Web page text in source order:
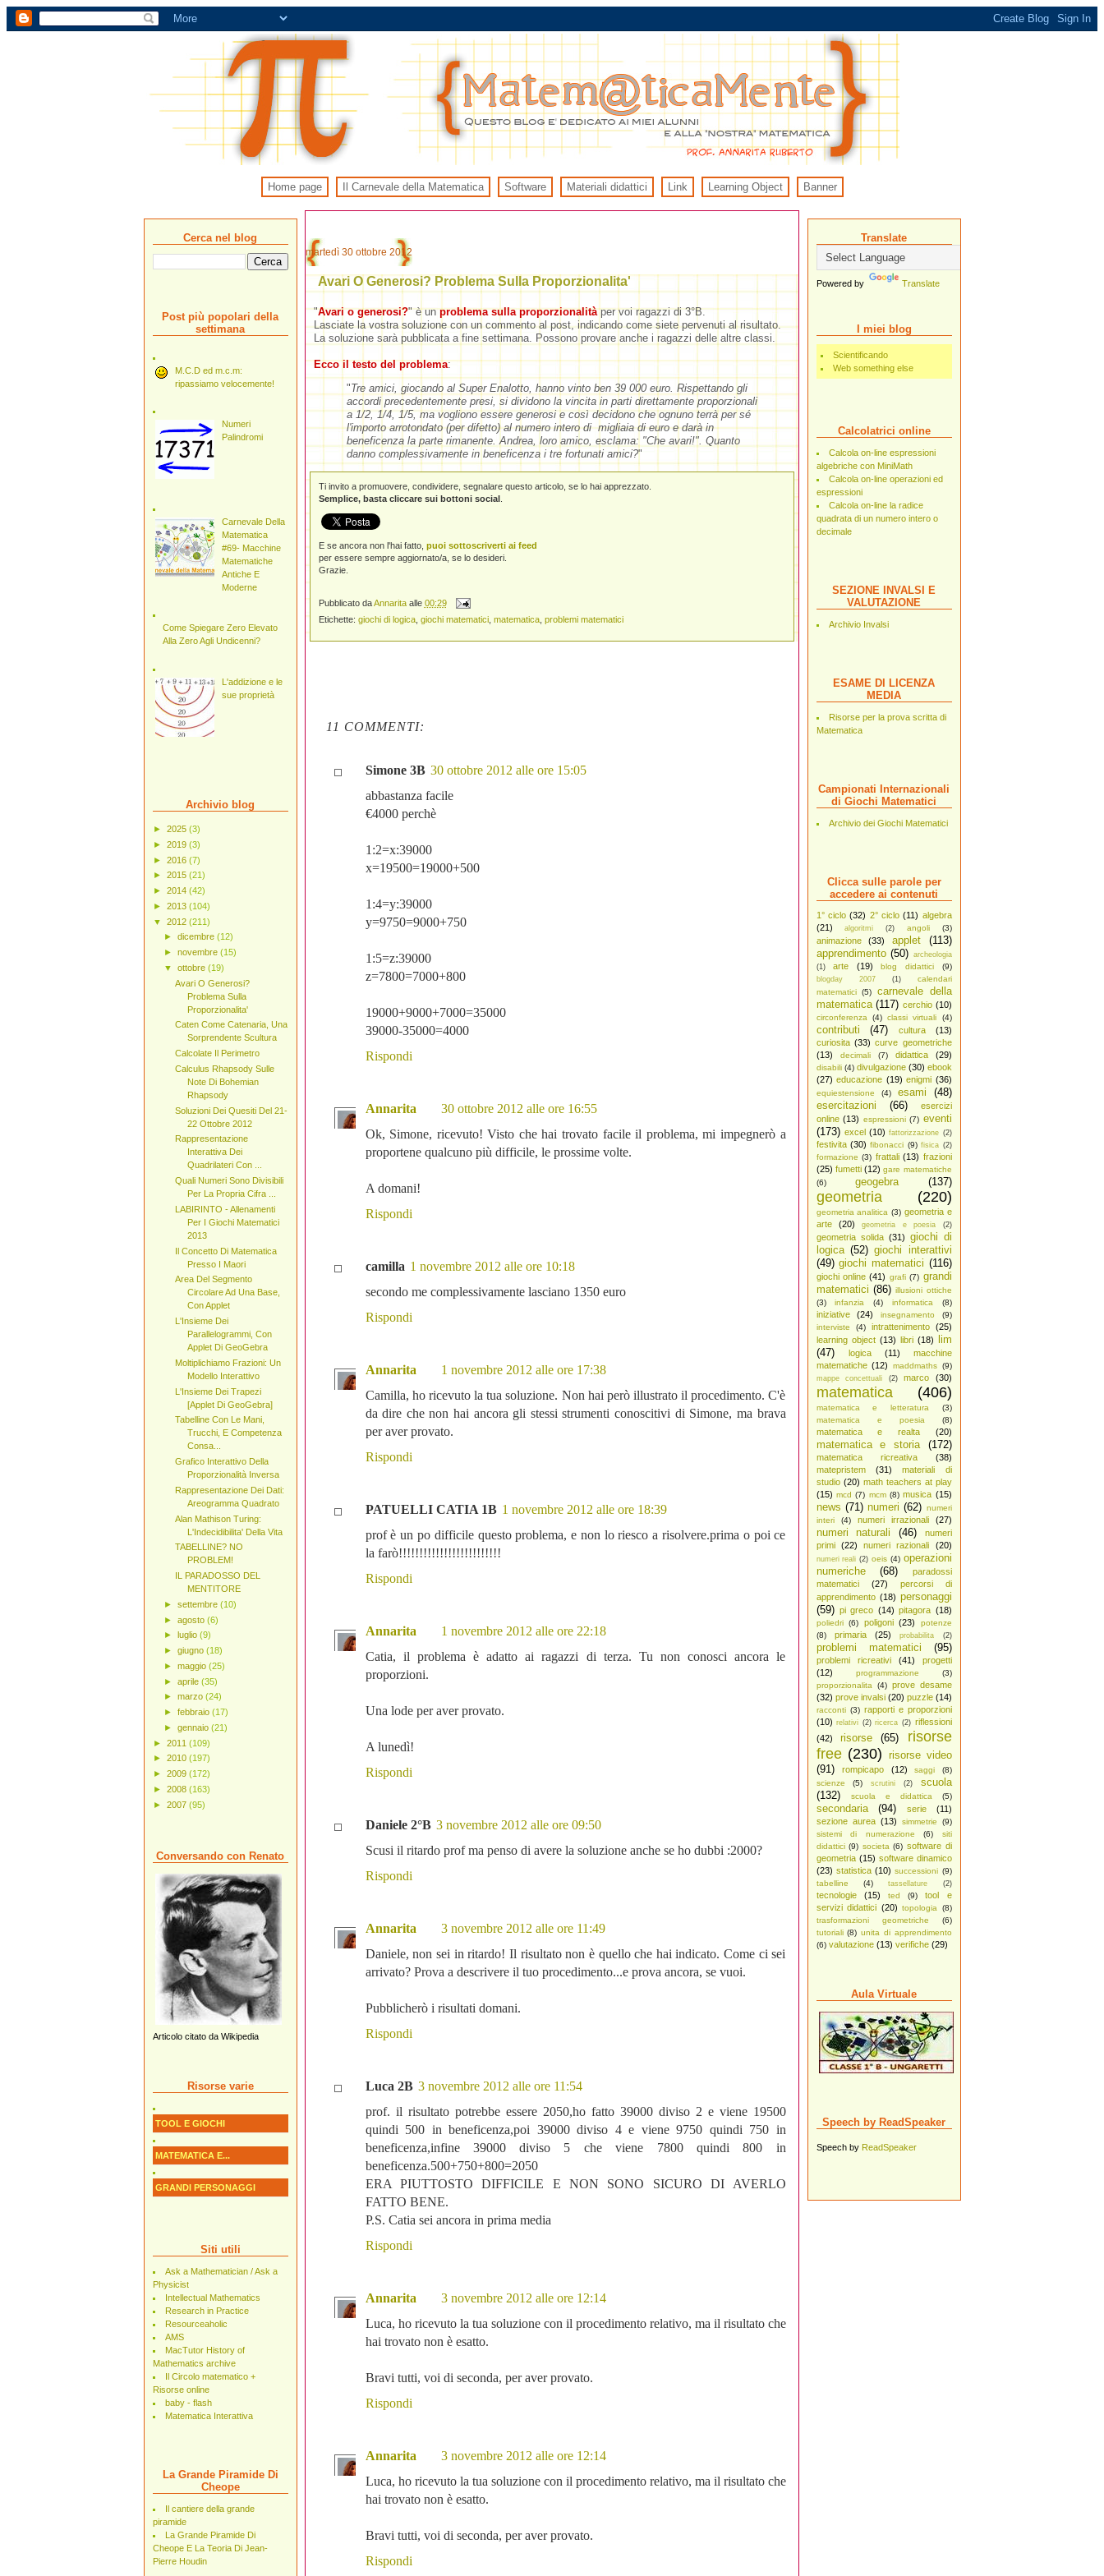
Home page Il Carnevale della Matematica Software Materiali didattici Link Learning Object Banner
Translate
Powered by Translate
I miei blog
Scientificando
Web something else
Calcolatrici online
Calcola on-line espressioni
algebriche con MiniMath
Calcola on-line operazioni ed
espressioni
Calcola on-line la radice
quadrata di un numero intero o
decimale
SEZIONE INVALSI E
VALUTAZIONE
Archivio Invalsi
ESAME DI LICENZA
MEDIA
Risorse per la prova scritta di
Matematica
Campionati Internazionali
di Giochi Matematici
Archivio dei Giochi Matematici
Clicca sulle parole per
accedere ai contenuti
1° ciclo (32) 2° ciclo (11) algebra
(21)
algoritmi (2) angoli (3)
animazione (33) applet
(113)
apprendimento (50) archeologia
(1)
arte (19) blog didattici (9)
blogday 2007 (1)
calendari
matematici
(5)
carnevale della
matematica (117) cerchio (10)
circonferenza (4) classi virtuali (4)
contributi (47) cultura
(13)
curiosita (33) curve geometriche
(13)
decimali (7) didattica (29)
disabili (4) divulgazione (30) ebook
(27) educazione (19) enigmi (36)
equiestensione (4) esami
(48)
esercitazioni
(66)
esercizi
online (13) espressioni (7) eventi
(173) excel (10) fattorizzazione (2)
festivita (30) fibonacci (9) fisica (2)
formazione (3) frattali (13) frazioni
(25) fumetti (12) gare matematiche
(6)
geogebra (137)
geometria (220)
geometria analitica (3) geometria e
arte
(20) geometria e poesia (2)
geometria solida (31) giochi di
logica (52) giochi interattivi
(49) giochi matematici (116)
giochi online (41) grafi (7) grandi
matematici (86) illusioni ottiche
(3)
infanzia (4) informatica (8)
iniziative (24) insegnamento
(9)
interviste
(4) intrattenimento
(25)
learning object (13) libri (18)
lim
(47)
logica (11)
macchine
matematiche (12) maddmaths (9)
mappe concettuali (2) marco (30)
matematica (406)
matematica e letteratura
(3)
matematica e poesia
(8)
matematica e realta (20)
matematica e storia (172)
matematica ricreativa
(38)
matepristem
(31)
materiali di
studio (20) math teachers at play
(15) mcd (7) mcm (8) musica (15)
news (71) numeri (62) numeri
interi
(4) numeri irrazionali (27)
numeri naturali (46)
numeri
primi
(22) numeri razionali (20)
numeri reali (2) oeis (4) operazioni
numeriche
(68)
paradossi
matematici
(27)
percorsi di
apprendimento (18) personaggi
(59) pi greco (14) pitagora (18)
poliedri (6) poligoni (23)
potenze
(8)
primaria (25) probabilita (2)
problemi matematici (95)
problemi ricreativi (41)
progetti
(12)
programmazione
(3)
proporzionalita
(4) prove desame
(32) prove invalsi (20) puzzle (14)
racconti (3) rapporti e proporzioni
(10) relativi (2) ricerca (2) riflessioni
(42)
risorse (65)
risorse
free (230) risorse video
(91)
rompicapo (12) saggi
(8)
scienze
(5) scrutini (2)
scuola
(132)
scuola e didattica (5)
secondaria (94) serie
(11)
sezione aurea (13) simmetrie
(9)
sistemi di numerazione
(6)
siti
didattici (9) societa (6) software di
geometria (15) software dinamico
(23) statistica (10) successioni (9)
tabelline
(4) tassellature (2)
tecnologie (15) ted (9)
tool e
servizi didattici (20) topologia
(8)
trasformazioni geometriche
(6)
tutoriali (8) unita di apprendimento
(6) valutazione (13) verifiche (29)
Aula Virtuale
Speech by ReadSpeaker
Speech by ReadSpeaker
martedì 30 ottobre 2012
Avari O Generosi? Problema Sulla Proporzionalita'
"Avari o generosi?" è unproblema sulla proporzionalitàper voi ragazzi di 3°B.
Lasciate la vostra soluzione con un commento al post, indicando come siete pervenuti al risultato.
La soluzione sarà pubblicata a fine settimana. Possono provare anche i ragazzi delle altre classi.
Ecco il testo del problema:
"Tre amici, giocando al Super Enalotto, hanno vinto ben 39 000 euro. Rispettando gli
accordi precedentemente presi, si dividono la vincita in parti direttamente proporzionali
a 1/2, 1/4, 1/5, ma vogliono essere generosi e così decidono che ognuno terrà per sé
l'importo arrotondato (per difetto) al numero intero di migliaia di euro e darà in
beneficenza la parte rimanente. Andrea, loro amico, esclama: "Che avari!". Quanto
danno complessivamente in beneficenza i tre fortunati amici?"
Ti invito a promuovere, condividere, segnalare questo articolo, se lo hai apprezzato.
Semplice, basta cliccare sui bottoni social.
E se ancora non l'hai fatto, puoi sottoscriverti ai feed
per essere sempre aggiornato/a, se lo desideri.
Grazie.
Pubblicato daAnnarita alle 00:29
Etichette: giochi di logica, giochi matematici, matematica, problemi matematici
11 COMMENTI:
Simone 3B 30 ottobre 2012 alle ore 15:05
abbastanza facile
€4000 perchè
1:2=x:39000
x=19500=19000+500
1:4=y:39000
y=9750=9000+750
1:5=z:39000
z=7800=7000+800
19000+9000+7000=35000
39000-35000=4000
Rispondi
Annarita
30 ottobre 2012 alle ore 16:55
Ok, Simone, ricevuto! Visto che hai trovato facile il problema, mi impegnerò a
proportene qualcuno più difficile, le prossime volte.
A domani!
Rispondi
camilla 1 novembre 2012 alle ore 10:18
secondo me complessivamente lasciano 1350 euro
Rispondi
Annarita
1 novembre 2012 alle ore 17:38
Camilla, ho ricevuto la tua soluzione. Non hai però illustrato il procedimento. C'è
da dire che non hai ancora gli stessi strumenti conoscitivi di Simone, ma brava
per aver provato.
Rispondi
PATUELLI CATIA 1B 1 novembre 2012 alle ore 18:39
prof è un po difficile questo problema, e non lo riesco a risolvere.prima o poi ce
la farò!!!!!!!!!!!!!!!!!!!!!!!!!
Rispondi
Annarita
1 novembre 2012 alle ore 22:18
Catia, il problema è adatto ai ragazzi di terza. Tu non conosci ancora le
proporzioni.
Una lode per aver provato.
A lunedì!
Rispondi
Daniele 2°B 3 novembre 2012 alle ore 09:50
Scusi il ritardo prof ma penso di avere la soluzione anche se ho dubbi :2000?
Rispondi
Annarita
3 novembre 2012 alle ore 11:49
Daniele, non sei in ritardo! Il risultato non è quello che hai indicato. Come ci sei
arrivato? Prova a descrivere il tuo procedimento...e prova ancora, se vuoi.
Pubblicherò i risultati domani.
Rispondi
Luca 2B 3 novembre 2012 alle ore 11:54
prof. il risultato potrebbe essere 2050,ho fatto 39000 diviso 2 e viene 19500
quindi 500 in beneficenza,poi 39000 diviso 4 e viene 9750 quindi 750 in
beneficenza,infine 39000 diviso 5 che viene 7800 quindi 800 in
beneficenza.500+750+800=2050
ERA PIUTTOSTO DIFFICILE E NON SONO SICURO DI AVERLO
FATTO BENE.
P.S. Catia sei ancora in prima media
Rispondi
Annarita
3 novembre 2012 alle ore 12:14
Luca, ho ricevuto la tua soluzione con il procedimento relativo, ma il risultato che
hai trovato non è esatto.
Bravi tutti, voi di seconda, per aver provato.
Rispondi
Annarita
3 novembre 2012 alle ore 12:14
Luca, ho ricevuto la tua soluzione con il procedimento relativo, ma il risultato che
hai trovato non è esatto.
Bravi tutti, voi di seconda, per aver provato.
Rispondi
Cerca nel blog
Post più popolari della
settimana
M.C.D ed m.c.m:
ripassiamo velocemente!
Numeri
Palindromi
Carnevale Della
Matematica
#69- Macchine
Matematiche
Antiche E
Moderne
Come Spiegare Zero Elevato
Alla Zero Agli Undicenni?
L'addizione e le
sue proprietà
Archivio blog
► 2025 (3)
► 2019 (3)
► 2016 (7)
► 2015 (21)
► 2014 (42)
► 2013 (104)
▼ 2012 (211)
► dicembre (12)
► novembre (15)
▼ ottobre (19)
Avari O Generosi?
Problema Sulla
Proporzionalita'
Caten Come Catenaria, Una
Sorprendente Scultura
Calcolate Il Perimetro
Calculus Rhapsody Sulle
Note Di Bohemian
Rhapsody
Soluzioni Dei Quesiti Del 21-
22 Ottobre 2012
Rappresentazione
Interattiva Dei
Quadrilateri Con ...
Quali Numeri Sono Divisibili
Per La Propria Cifra ...
LABIRINTO - Allenamenti
Per I Giochi Matematici
2013
Il Concetto Di Matematica
Presso I Maori
Area Del Segmento
Circolare Ad Una Base,
Con Applet
L'Insieme Dei
Parallelogrammi, Con
Applet Di GeoGebra
Moltiplichiamo Frazioni: Un
Modello Interattivo
L'Insieme Dei Trapezi
[Applet Di GeoGebra]
Tabelline Con Le Mani,
Trucchi, E Competenza
Consa...
Grafico Interattivo Della
Proporzionalità Inversa
Rappresentazione Dei Dati:
Areogramma Quadrato
Alan Mathison Turing:
L'Indecidibilita' Della Vita
TABELLINE? NO
PROBLEM!
IL PARADOSSO DEL
MENTITORE
► settembre (10)
► agosto (6)
►
luglio (9)
► giugno (18)
► maggio (25)
► aprile (35)
► marzo (24)
► febbraio (17)
► gennaio (21)
► 2011 (109)
► 2010 (197)
► 2009 (172)
► 2008 (163)
► 2007 (95)
Conversando con Renato
Articolo citato da Wikipedia
Risorse varie
TOOL E GIOCHI
MATEMATICA E...
GRANDI PERSONAGGI
Siti utili
Ask a Mathematician / Ask a
Physicist
Intellectual Mathematics
Research in Practice
Resourceaholic
AMS
MacTutor History of
Mathematics archive
Il Circolo matematico +
Risorse online
baby - flash
Matematica Interattiva
La Grande Piramide Di
Cheope
Il cantiere della grande
piramide
La Grande Piramide Di
Cheope E La Teoria Di Jean-
Pierre Houdin